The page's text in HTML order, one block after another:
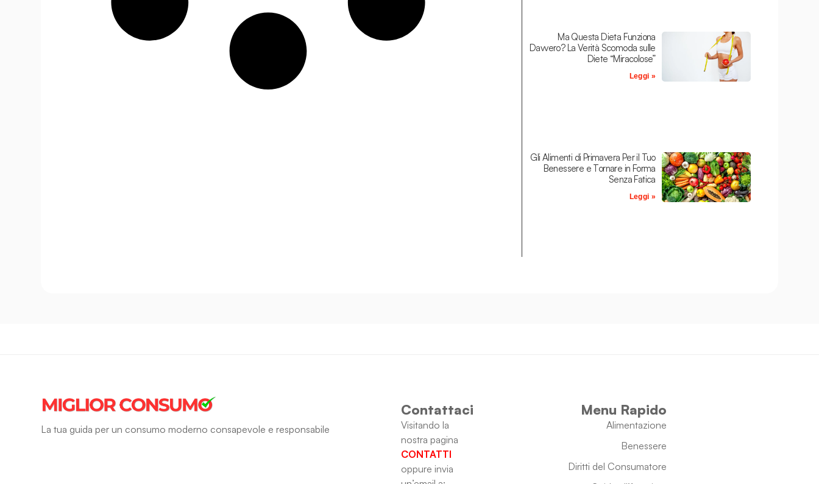
Ma Questa Dieta Funziona
Davvero? La Verità Scomoda sulle
Diete “Miracolose”
Leggi »
Gli Alimenti di Primavera Per il Tuo
Benessere e Tornare in Forma
Senza Fatica
Leggi »
La tua guida per un consumo moderno consapevole e responsabile
Menu Rapido
Alimentazione
Benessere
Diritti del Consumatore
Contattaci
Visitando la
nostra pagina
CONTATTI
oppure invia